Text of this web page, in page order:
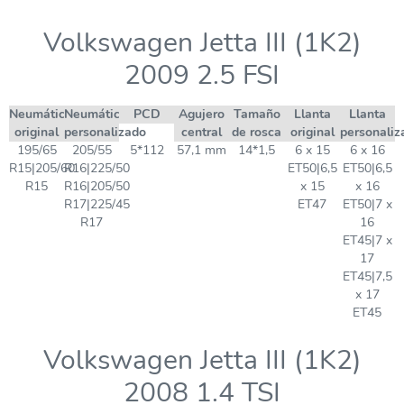
Volkswagen Jetta III (1K2)
2009 2.5 FSI
Neumático
original
Neumático
personalizado
PCD
Agujero
central
Tamaño
de rosca
Llanta
original
Llanta
195/65
R15|205/60
R15
205/55
R16|225/50
R16|205/50
R17|225/45
R17
5*112 57,1 mm 14*1,5
6 x 15
ET50|6,5
x 15
ET47
6 x 16
ET50|6,5
x 16
ET50|7 x
16
ET45|7 x
17
ET45|7,5
x 17
ET45
Volkswagen Jetta III (1K2)
2008 1.4 TSI